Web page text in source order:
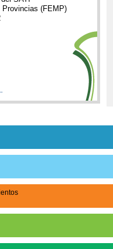
Provincias (FEMP)